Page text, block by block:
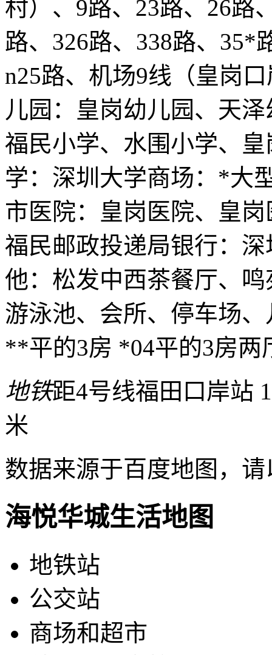
村）、9路、23路、26路
路、326路、338路、35*
n25路、机场9线（皇岗
儿园：皇岗幼儿园、天
福民小学、水围小学、
学：深圳大学商场：*大
市医院：皇岗医院、皇
福民邮政投递局银行：
他：松发中西茶餐厅、
游泳池、会所、停车场
**平的3房 *04平的3房
地铁距4号线福田口岸站
米
数据来源于百度地图，
海悦华城生活地图
地铁站
公交站
商场和超市